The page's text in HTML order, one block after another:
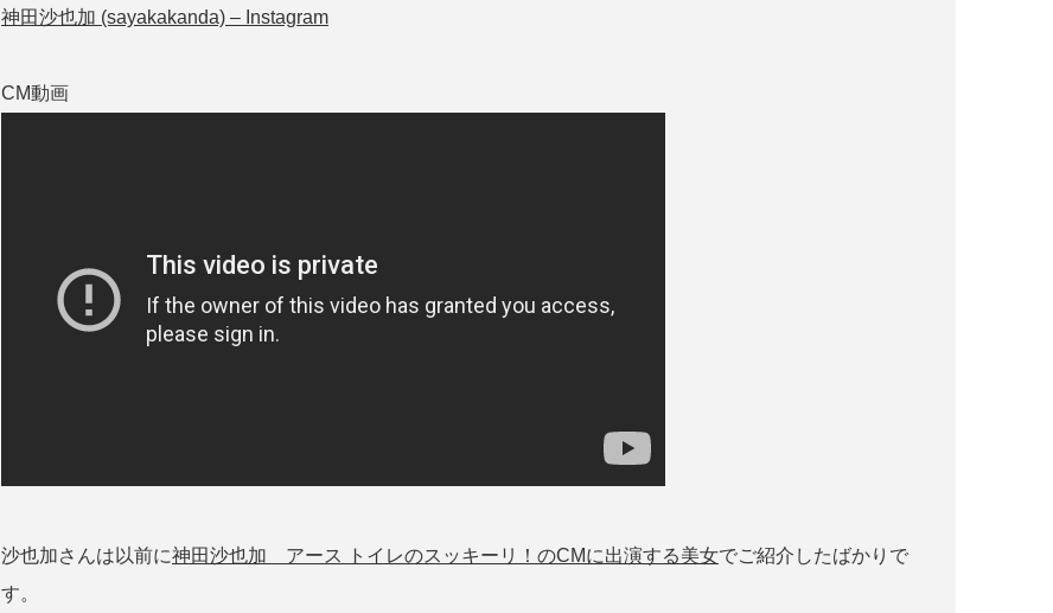
神田沙也加 (sayakakanda) – Instagram
CM動画
沙也加さんは以前に神田沙也加 アース トイレのスッキーリ！のCMに出演する美女でご紹介したばかりで
す。